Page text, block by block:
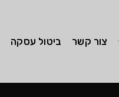
צור קשר ביטול עסקה